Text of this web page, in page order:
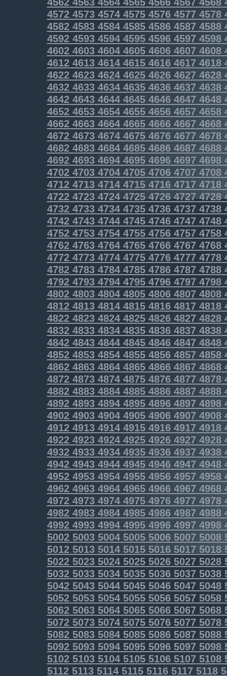
457245734574457545764577 4578
458245834584458545864587 4588
459245934594459545964597 4598
460246034604460546064607 4608
461246134614461546164617 4618
462246234624462546264627 4628
463246334634463546364637 4638
464246434644464546464647 4648
465246534654465546564657 4658
466246634664466546664667 4668
467246734674467546764677 4678
468246834684468546864687 4688
469246934694469546964697 4698
470247034704470547064707 4708
471247134714471547164717 4718
4722472347244725472647274728
4732473347344735473647374738
4742474347444745474647474748
4752475347544755475647574758
4762476347644765476647674768
4772477347744775477647774778
4782478347844785478647874788
4792479347944795479647974798
4802480348044805480648074808
4812481348144815481648174818
4822482348244825482648274828
4832483348344835483648374838
4842484348444845484648474848
4852485348544855485648574858
486248634864486548664867 4868
487248734874487548764877 4878
488248834884488548864887 4888
489248934894489548964897 4898
490249034904490549064907 4908
491249134914491549164917 4918
492249234924492549264927 4928
493249334934493549364937 4938
494249434944494549464947 4948
495249534954495549564957 4958
496249634964496549664967 4968
497249734974497549764977 4978
498249834984498549864987 4988
499249934994499549964997 4998
500250035004500550065007 5008
501250135014501550165017 5018
5022502350245025502650275028
5032503350345035503650375038
5042504350445045504650475048
5052505350545055505650575058
5062506350645065506650675068
5072507350745075507650775078
5082508350845085508650875088
5092509350945095509650975098
5102510351045105510651075108
5112511351145115511651175118